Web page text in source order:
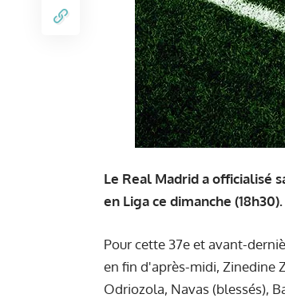
Le Real Madrid a officialisé
en Liga ce dimanche (18h30).
Pour cette 37e et avant-
en fin d'après-midi, Zinedine
Odriozola, Navas (blessés),